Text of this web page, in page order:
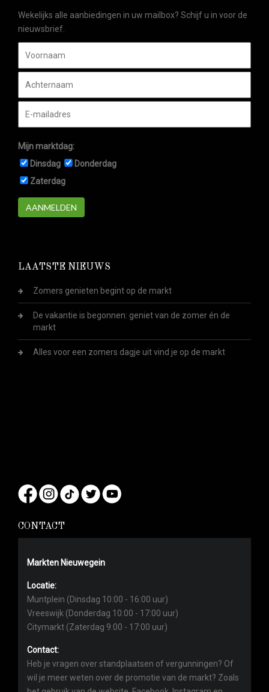
Wekelijks alle aanbiedingen in uw mailbox? Schijf u in voor de
nieuwsbrief.
Mijn marktdag:
Dinsdag
Donderdag
Zaterdag
AANMELDEN
LAATSTE NIEUWS
Zomers genieten begint op de markt
De vakantie is begonnen: geniet van de zomer én de
markt
Alles voor een zomers dagje uit vind je op de markt
CONTACT
Markten Nieuwegein
Locatie:
Muntplein (Dinsdag 10:00 - 16:00 uur)
Vreeswijk (Donderdag 10:00 - 17:00 uur)
Citymarkt (Zaterdag 9:00 - 17:00 uur)
Contact:
Heb je vragen over standplaatsen of vergunningen? Of
wil je meer weten over de promotie van de markt? Zoals